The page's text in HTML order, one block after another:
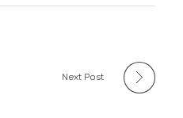
Next Post